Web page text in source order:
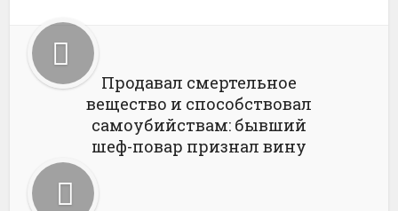
Продавал смертельное
вещество и способствовал
самоубийствам: бывший
шеф-повар признал вину